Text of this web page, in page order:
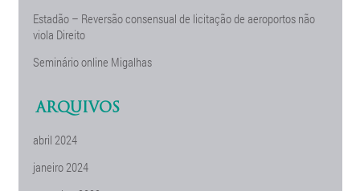
Estadão – Reversão consensual de licitação de aeroportos não
viola Direito
Seminário online Migalhas
ARQUIVOS
abril 2024
janeiro 2024